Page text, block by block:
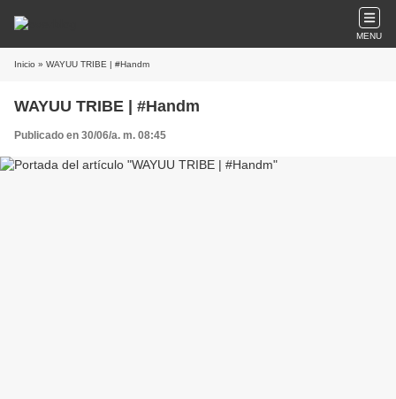
MENU
Inicio » WAYUU TRIBE | #Handm
WAYUU TRIBE | #Handm
Publicado en 30/06/a. m. 08:45